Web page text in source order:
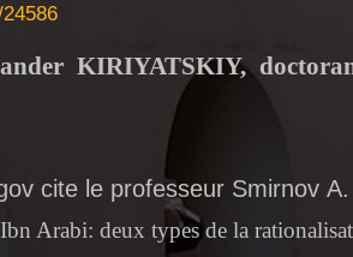
KIRIYATSKIY,
cite le professeur Smirnov А
Arabi: deux types de la